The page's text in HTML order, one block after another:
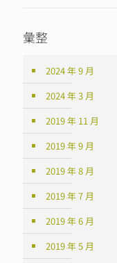
彙整
2024 年 9 月
2024 年 3 月
2019 年 11 月
2019 年 9 月
2019 年 8 月
2019 年 7 月
2019 年 6 月
2019 年 5 月